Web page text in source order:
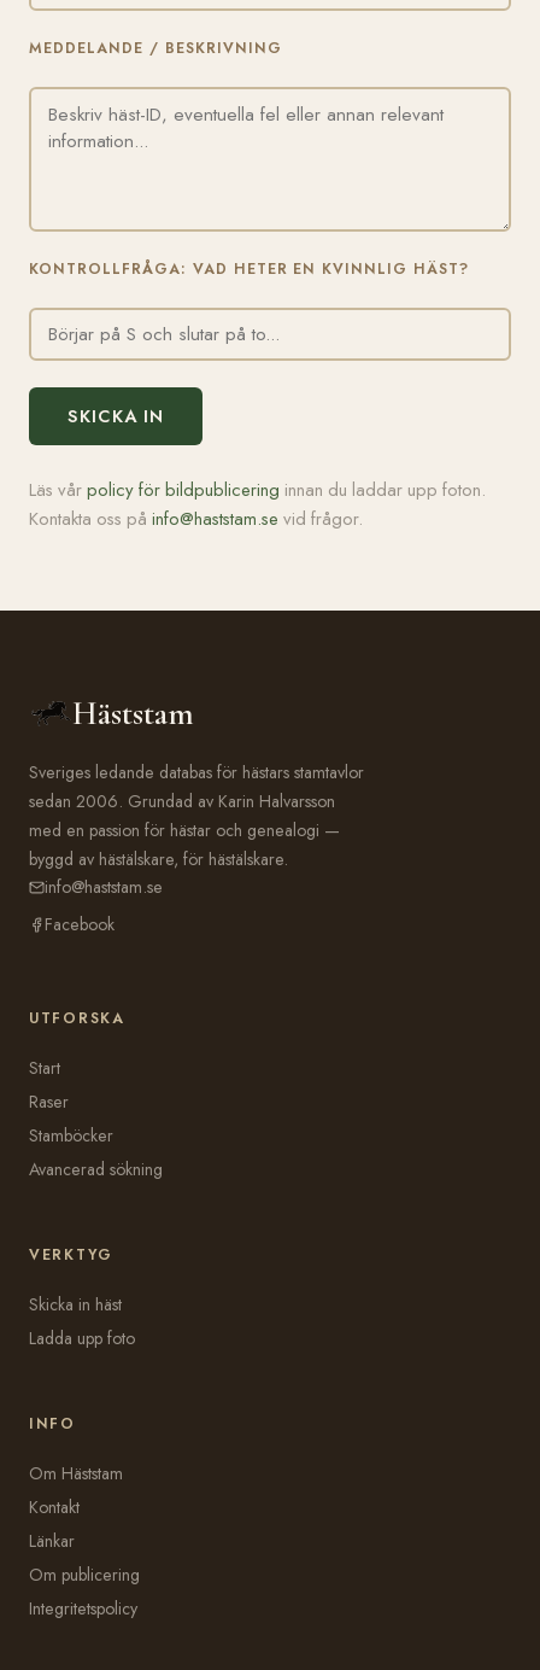
MEDDELANDE / BESKRIVNING
KONTROLLFRÅGA: VAD HETER EN KVINNLIG HÄST?
SKICKA IN
Läs vårpolicy för bildpublicering innan du laddar upp foton.
Kontakta oss på info@haststam.se vid frågor.
Häststam
Sveriges ledande databas för hästars stamtavlor
sedan 2006. Grundad av Karin Halvarsson
med en passion för hästar och genealogi —
byggd av hästälskare, för hästälskare.
info@haststam.se
Facebook
UTFORSKA
Start
Raser
Stamböcker
Avancerad sökning
VERKTYG
Skicka in häst
Ladda upp foto
INFO
Om Häststam
Kontakt
Länkar
Om publicering
Integritetspolicy